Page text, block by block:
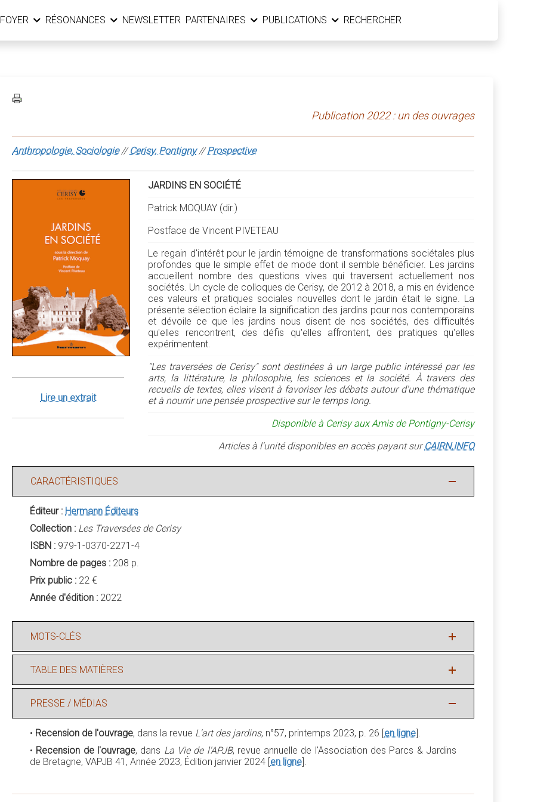
FOYER RÉSONANCES NEWSLETTER PARTENAIRES PUBLICATIONS RECHERCHER
Publication 2022 : un des ouvrages
Anthropologie, Sociologie//Cerisy, Pontigny//Prospective
Lire un extrait
JARDINS EN SOCIÉTÉ
Patrick MOQUAY (dir.)
Postface de Vincent PIVETEAU
Le regain d'intérêt pour le jardin témoigne de transformations sociétales plus
profondes que le simple effet de mode dont il semble bénéficier. Les jardins
accueillent nombre des questions vives qui traversent actuellement nos
sociétés. Un cycle de colloques de Cerisy, de 2012 à 2018, a mis en évidence
ces valeurs et pratiques sociales nouvelles dont le jardin était le signe. La
présente sélection éclaire la signification des jardins pour nos contemporains
et dévoile ce que les jardins nous disent de nos sociétés, des difficultés
qu'elles rencontrent, des défis qu'elles affrontent, des pratiques qu'elles
expérimentent.
"Les traversées de Cerisy" sont destinées à un large public intéressé par les
arts, la littérature, la philosophie, les sciences et la société. À travers des
recueils de textes, elles visent à favoriser les débats autour d'une thématique
et à nourrir une pensée prospective sur le temps long.
Disponible à Cerisy aux Amis de Pontigny-Cerisy
Articles à l'unité disponibles en accès payant surCAIRN.INFO
CARACTÉRISTIQUES
Éditeur : Hermann Éditeurs
Collection : Les Traversées de Cerisy
ISBN : 979-1-0370-2271-4
Nombre de pages : 208 p.
Prix public : 22 €
Année d'édition : 2022
MOTS-CLÉS
TABLE DES MATIÈRES
PRESSE / MÉDIAS
• Recension de l'ouvrage, dans la revue L'art des jardins, n°57, printemps 2023, p. 26 [en ligne].
• Recension de l'ouvrage, dans La Vie de l'APJB, revue annuelle de l'Association des Parcs & Jardins
de Bretagne, VAPJB 41, Année 2023, Édition janvier 2024 [en ligne].